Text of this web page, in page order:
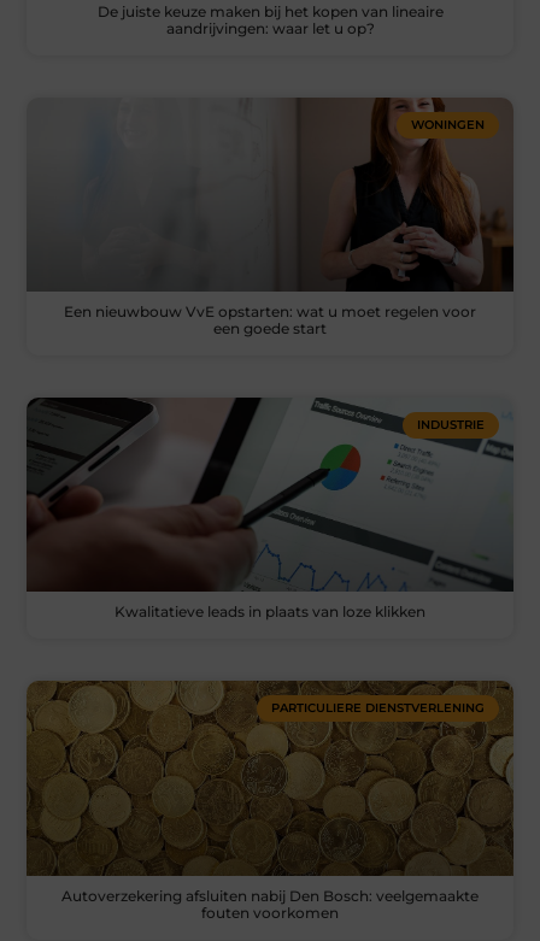
De juiste keuze maken bij het kopen van lineaire
aandrijvingen: waar let u op?
WONINGEN
Een nieuwbouw VvE opstarten: wat u moet regelen voor
een goede start
INDUSTRIE
Kwalitatieve leads in plaats van loze klikken
PARTICULIERE DIENSTVERLENING
Autoverzekering afsluiten nabij Den Bosch: veelgemaakte
fouten voorkomen